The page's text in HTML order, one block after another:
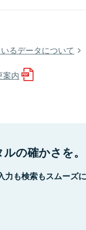
るデータについて
案内
の確かさを。
力も検索もスムーズ